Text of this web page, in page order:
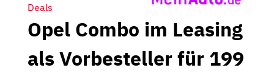
Deals
Opel Combo im Leasing
als Vorbesteller für 199